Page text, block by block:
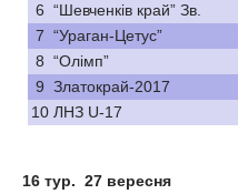
6 “Шевченків край” Зв.
7 “Ураган-Цетус”
8 “Олімп”
9 Златокрай-2017
10 ЛНЗ U-17
16 тур. 27 вересня